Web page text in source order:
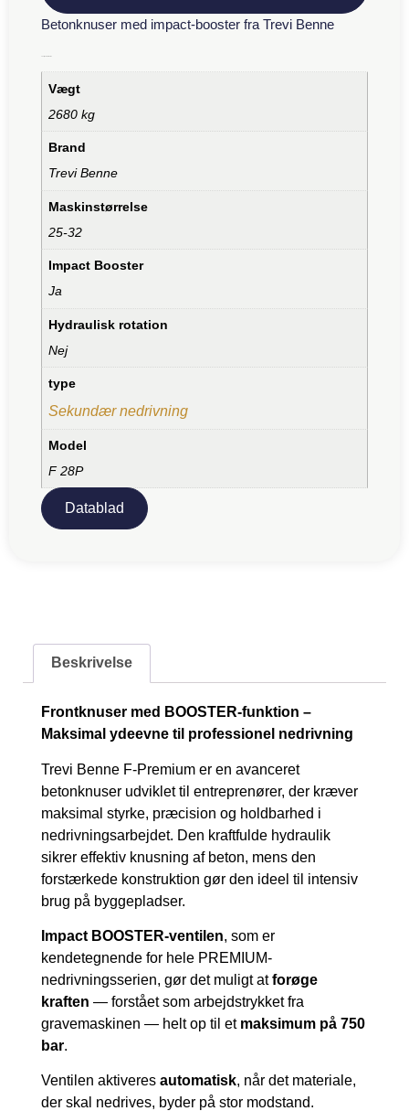
Betonknuser med impact-booster fra Trevi Benne
Vægt
2680 kg
Brand
Trevi Benne
Maskinstørrelse
25-32
Impact Booster
Ja
Hydraulisk rotation
Nej
type
Sekundær nedrivning
Model
F 28P
Datablad
Beskrivelse
Frontknuser med BOOSTER-funktion –
Maksimal ydeevne til professionel nedrivning
Trevi Benne F-Premium er en avanceret
betonknuser udviklet til entreprenører, der kræver
maksimal styrke, præcision og holdbarhed i
nedrivningsarbejdet. Den kraftfulde hydraulik
sikrer effektiv knusning af beton, mens den
forstærkede konstruktion gør den ideel til intensiv
brug på byggepladser.
Impact BOOSTER-ventilen, som er
kendetegnende for hele PREMIUM-
nedrivningsserien, gør det muligt atforøge
kraften — forstået som arbejdstrykket fra
gravemaskinen — helt op til et maksimum på 750
bar.
Ventilen aktiveres automatisk, når det materiale,
der skal nedrives, byder på stor modstand.